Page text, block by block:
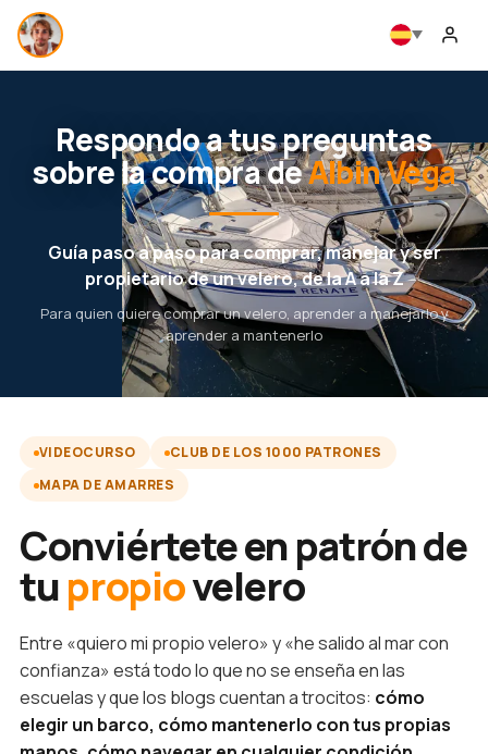
Respondo a tus preguntas
sobre la compra deAlbin Vega
Guía paso a paso para comprar, manejar y ser
propietario de un velero, de la A a la Z
Para quien quiere comprar un velero, aprender a manejarlo y
aprender a mantenerlo
VIDEOCURSO
CLUB DE LOS 1000 PATRONES
MAPA DE AMARRES
Conviértete en patrón de
tupropiovelero
Entre «quiero mi propio velero» y «he salido al mar con
confianza» está todo lo que no se enseña en las
escuelas y que los blogs cuentan a trocitos: cómo
elegir un barco, cómo mantenerlo con tus propias